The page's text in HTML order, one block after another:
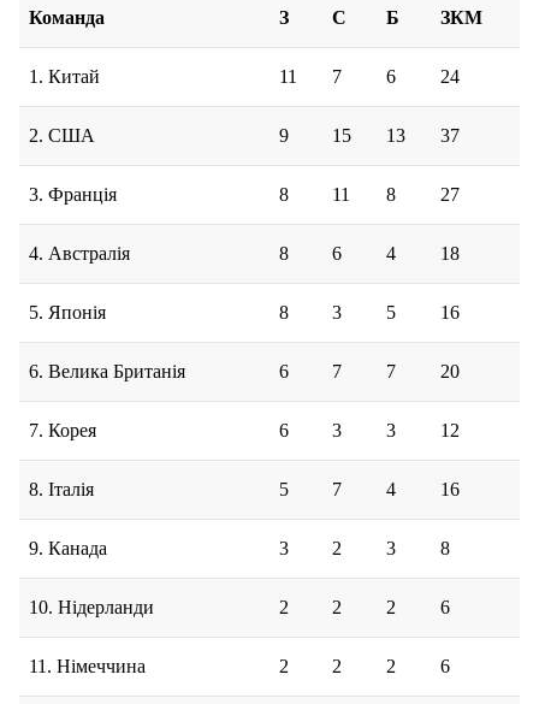
Команда З С Б ЗКМ
1. Китай 11 7 6 24
2. США 9 15 13 37
3. Франція 8 11 8 27
4. Австралія 8 6 4 18
5. Японія 8 3 5 16
6. Велика Британія 6 7 7 20
7. Корея 6 3 3 12
8. Італія 5 7 4 16
9. Канада 3 2 3 8
10. Нідерланди 2 2 2 6
11. Німеччина 2 2 2 6